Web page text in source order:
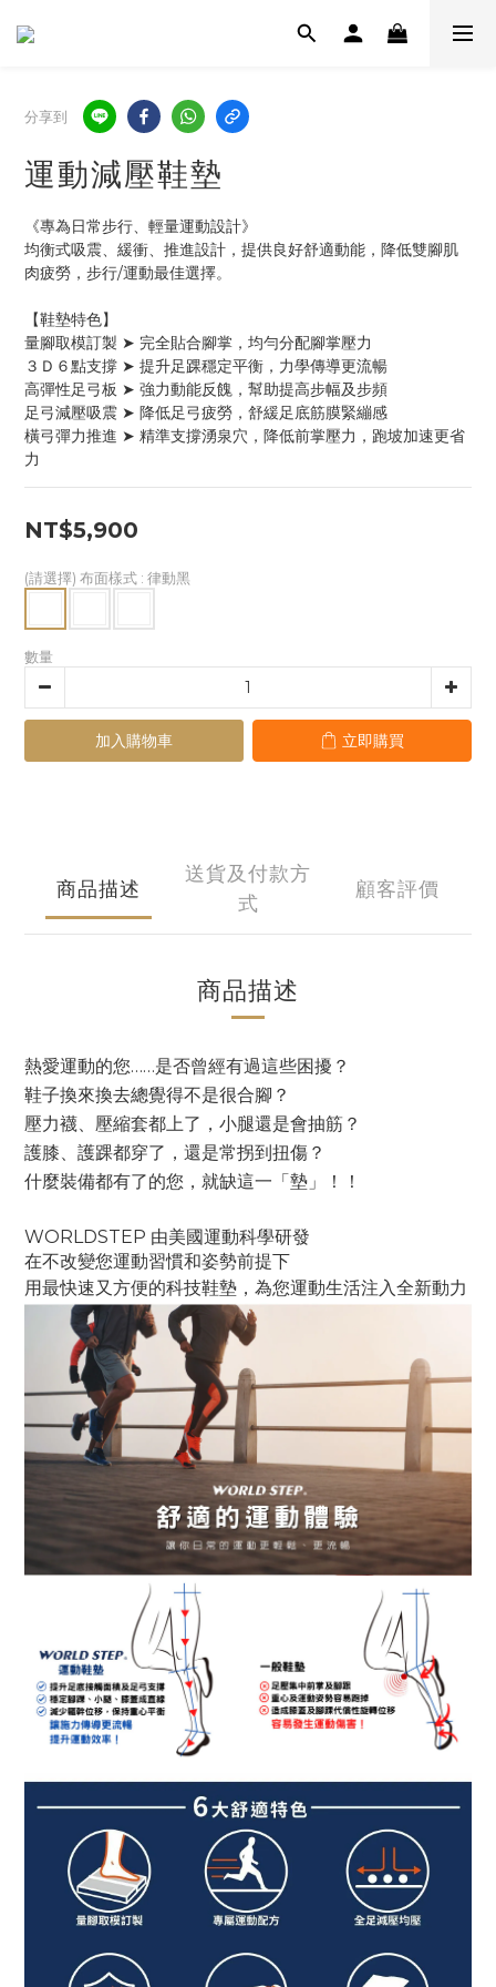
分享到
運動減壓鞋墊
《專為日常步行、輕量運動設計》
均衡式吸震、緩衝、推進設計，提供良好舒適動能，降低雙腳肌
肉疲勞，步行/運動最佳選擇。
【鞋墊特色】
量腳取模訂製 ➤ 完全貼合腳掌，均勻分配腳掌壓力
３Ｄ６點支撐 ➤ 提升足踝穩定平衡，力學傳導更流暢
高彈性足弓板 ➤ 強力動能反餽，幫助提高步幅及步頻
足弓減壓吸震 ➤ 降低足弓疲勞，舒緩足底筋膜緊繃感
橫弓彈力推進 ➤ 精準支撐湧泉穴，降低前掌壓力，跑坡加速更省
力
NT$5,900
(請選擇) 布面樣式 : 律動黑
數量
加入購物車 立即購買
商品描述
送貨及付款方
式
顧客評價
商品描述
熱愛運動的您……是否曾經有過這些困擾？
鞋子換來換去總覺得不是很合腳？
壓力襪、壓縮套都上了，小腿還是會抽筋？
護膝、護踝都穿了，還是常拐到扭傷？
什麼裝備都有了的您，就缺這一「墊」 ！！
WORLDSTEP 由美國運動科學研發
在不改變您運動習慣和姿勢前提下
用最快速又方便的科技鞋墊，為您運動生活注入全新動力